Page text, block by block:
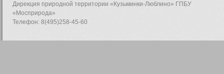
Дирекция природной территории «Кузьминки-Люблино» ГПБУ
«Мосприрода»
Телефон: 8(495)258-45-60